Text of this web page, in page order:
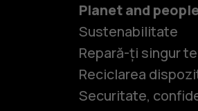
Planet and people
Sustenabilitate
Repară-ți singur
Reciclarea
Securitate,